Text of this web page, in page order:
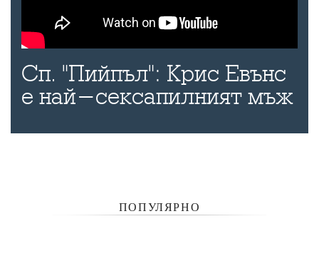
Сп. "Пийпъл": Крис Евънс
е най-сексапилният мъж
ПОПУЛЯРНО